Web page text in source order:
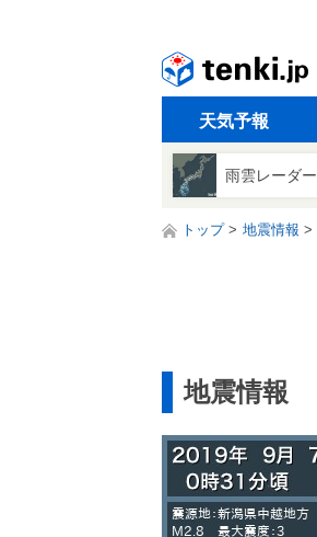
天気予報
雨雲レーダー
トップ 地震情報
地震情報